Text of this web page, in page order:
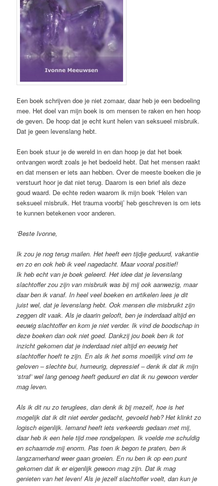
Een boek schrijven doe je niet zomaar, daar heb je een bedoeling
mee. Het doel van mijn boek is om mensen te raken en hen hoop
de geven. De hoop dat je echt kunt helen van seksueel misbruik.
Dat je geen levenslang hebt.
Een boek stuur je de wereld in en dan hoop je dat het boek
ontvangen wordt zoals je het bedoeld hebt. Dat het mensen raakt
en dat mensen er iets aan hebben. Over de meeste boeken die je
verstuurt hoor je dat niet terug. Daarom is een brief als deze
goud waard. De echte reden waarom ik mijn boek ‘Helen van
seksueel misbruik. Het trauma voorbij’ heb geschreven is om iets
te kunnen betekenen voor anderen.
‘Beste Ivonne,
Ik zou je nog terug mailen. Het heeft een tijdje geduurd, vakantie
en zo en ook heb ik veel nagedacht. Maar vooral positief!
Ik heb echt van je boek geleerd. Het idee dat je levenslang
slachtoffer zou zijn van misbruik was bij mij ook aanwezig, maar
daar ben ik vanaf. In heel veel boeken en artikelen lees je dit
juist wel, dat je levenslang hebt. Ook mensen die misbruikt zijn
zeggen dit vaak. Als je daarin gelooft, ben je inderdaad altijd en
eeuwig slachtoffer en kom je niet verder. Ik vind de boodschap in
deze boeken dan ook niet goed. Dankzij jou boek ben ik tot
inzicht gekomen dat je inderdaad niet altijd en eeuwig het
slachtoffer hoeft te zijn. En als ik het soms moeilijk vind om te
geloven – slechte bui, humeurig, depressief – denk ik dat ik mijn
‘straf’ wel lang genoeg heeft geduurd en dat ik nu gewoon verder
mag leven.
Als ik dit nu zo teruglees, dan denk ik bij mezelf, hoe is het
mogelijk dat ik dit niet eerder gedacht, gevoeld heb? Het klinkt zo
logisch eigenlijk. Iemand heeft iets verkeerds gedaan met mij,
daar heb ik een hele tijd mee rondgelopen. Ik voelde me schuldig
en schaamde mij enorm. Pas toen ik begon te praten, ben ik
langzamerhand weer gaan groeien. En nu ben ik op een punt
gekomen dat ik er eigenlijk gewoon mag zijn. Dat ik mag
genieten van het leven! Als je jezelf slachtoffer voelt, dan kun je